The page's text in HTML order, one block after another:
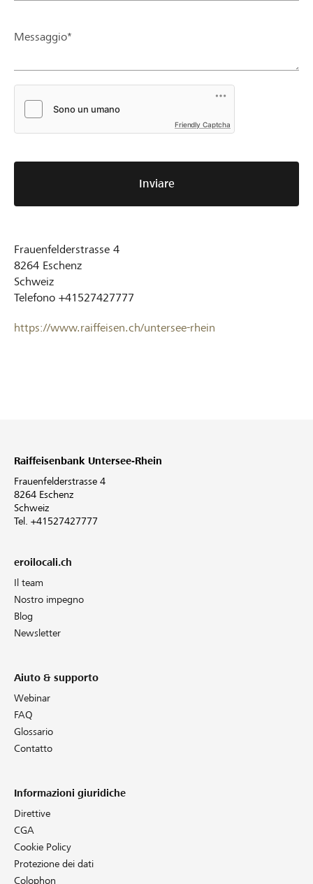
Messaggio*
Friendly Captcha
Inviare
Frauenfelderstrasse 4
8264 Eschenz
Schweiz
Telefono +41527427777
https://www.raiffeisen.ch/untersee-rhein
Raiffeisenbank Untersee-Rhein
Frauenfelderstrasse 4
8264 Eschenz
Schweiz
Tel. +41527427777
eroilocali.ch
Il team
Nostro impegno
Blog
Newsletter
Aiuto & supporto
Webinar
FAQ
Glossario
Contatto
Informazioni giuridiche
Direttive
CGA
Cookie Policy
Protezione dei dati
Colophon